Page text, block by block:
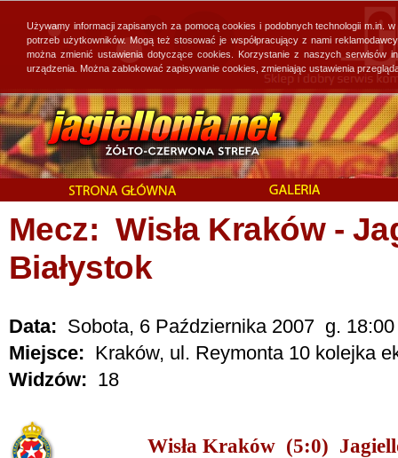
Mecz: Wisła Kraków -
Białystok
Data: Sobota, 6 Października 2007 g. 18:00
Miejsce: Kraków, ul. Reymonta 10 kolejka
Widzów: 18
Wisła Kraków (5:0)
Używamy informacji zapisanych za pomocą cookies i podobnych technologii
potrzeb użytkowników. Mogą też stosować je współpracujący z nami
można zmienić ustawienia dotyczące cookies. Korzystanie z naszych
urządzenia. Można zablokować zapisywanie cookies, zmieniając ustawienia